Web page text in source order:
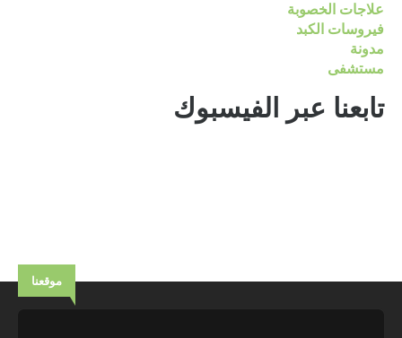
علاجات الخصوبة
فيروسات الكبد
مدونة
مستشفى
تابعنا عبر الفيسبوك
موقعنا